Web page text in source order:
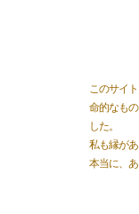
このサイ
命的なも
した。
私も縁が
本当に、あ